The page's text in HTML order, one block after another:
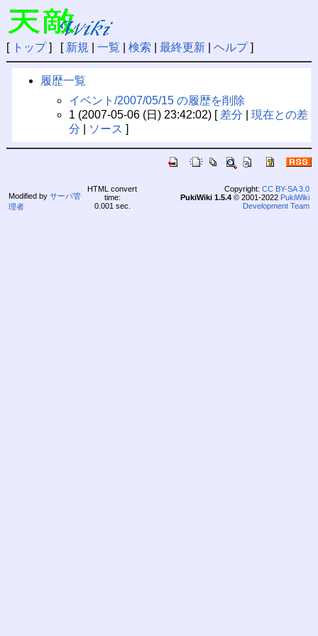
[ トップ] [ 新規 一覧 検索 最終更新| ヘルプ]
履歴一覧
イベント/2007/05/15 の履歴を削除
1 (2007-05-06 (日) 23:42:02) [ 差分
現在との差
分
ソース ]
Modified by サーバ管
理者
HTML convert
time:
0.001 sec.
Copyright: CC BY-SA 3.0
PukiWiki 1.5.4© 2001-2022 PukiWiki
Development Team